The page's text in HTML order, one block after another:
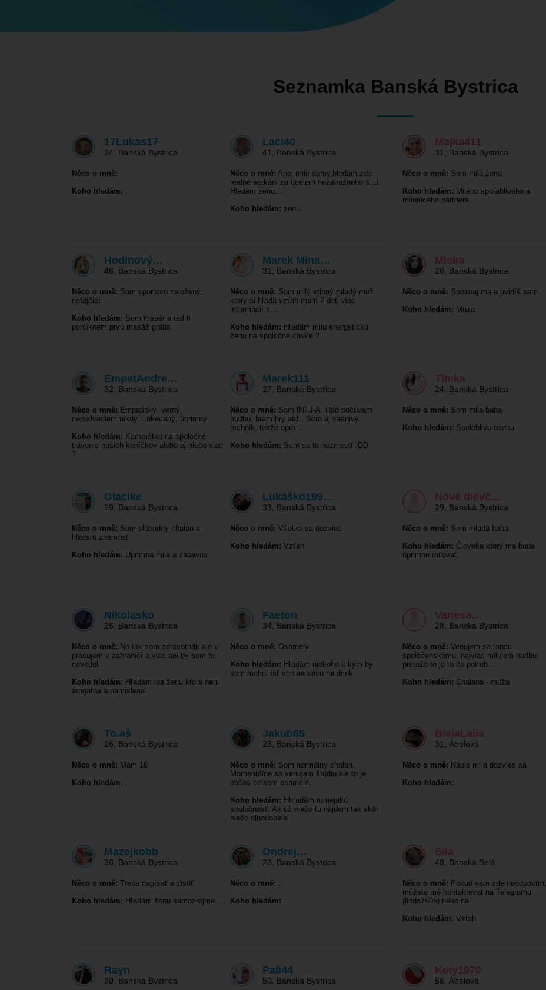
Seznamka Banská Bystrica
17Lukas17
34 Banská Bystrica
Něco o mně: .
Koho hledám: .
Laci40
41 Banská Bystrica
Něco o mně: Ahoj mile damy,hledam zde
realne setkani za ucelem nezavazneho s..u.
Hledam zenu…
Koho hledám: zenu
Hodinový…
46 Banská Bystrica
Něco o mně: Som sportovo založený,
nefajčiar.
Koho hledám: Som masér a rád ti
ponúknem prvú masáž grátis.
Marek Mina…
31 Banská Bystrica
Něco o mně: Som milý vtipný mladý muž
ktorý si hľadá vzťah mam 2 deti viac
informácií ti…
Koho hledám: Hľadám milu energetickú
ženu na spoločné chvíle ?
EmpatAndre…
32 Banská Bystrica
Něco o mně: Empatický, verný,
nepodvediem nikdy....ukecaný, úprimný
Koho hledám: Kamarátku na spoločné
trávenie našich koníčkov alebo aj niečo viac
?
Marek111
27 Banská Bystrica
Něco o mně: Som INFJ-A. Rád počúvam
hudbu, hrám hry atď.. Som aj vášnivý
technik, takže opra…
Koho hledám: Sem sa to nezmestí :DD
Glacike
29 Banská Bystrica
Něco o mně: Som slobodny chalan a
hladam znamost
Koho hledám: Uprimna mila a zabavna
Lukáško199…
33 Banská Bystrica
Něco o mně: Všetko sa dozvies
Koho hledám: Vzťah
Nikolasko
26 Banská Bystrica
Něco o mně: No tak som zdravotnák ale v
pracujem v zahraničí a viac ani by som tu
nevedel…
Koho hledám: Hľadám iba ženu ktorá neni
arogatna a namislena
Faeton
34 Banská Bystrica
Něco o mně: Osamelý
Koho hledám: Hľadám niekoho s kým by
som mohol ísť von na kávu na drink
To.aš
26 Banská Bystrica
Něco o mně: Mám 16
Koho hledám: .
Jakub65
23 Banská Bystrica
Něco o mně: Som normálny chalan.
Momentálne sa venujem štúdiu ale to je
občas celkom osamelé…
Koho hledám: Hhľadám tu nejakú
spoločnosť. Ak už niečo tu nájdem tak skôr
niečo dlhodobé a…
Mazejkobb
36 Banská Bystrica
Něco o mně: Treba napísať a zistiť
Koho hledám: Hľadám ženu samozrejme...
Ondrej…
23 Banská Bystrica
Něco o mně: ..
Koho hledám: ..
Rayn
30 Banská Bystrica
Pali44
50 Banská Bystrica
Majka411
31 Banská Bystrica
Něco o mně: Som milá žena
Koho hledám: Milého spoľahlivého a
milujúceho partnera
Miska
26 Banská Bystrica
Něco o mně: Spoznaj ma a uvidíš sam
Koho hledám: Muza
Timka
24 Banská Bystrica
Něco o mně: Som mila baba
Koho hledám: Spolahlivu osobu
Nové dievč…
29 Banská Bystrica
Něco o mně: Som mladá baba.
Koho hledám: Človeka ktorý ma bude
úprimne milovať.
Vanesa…
28 Banská Bystrica
Něco o mně: Venujem sa tancu
spoločenskému, najviac milujem hudbu
pretože to je to čo potreb…
Koho hledám: Chalana - muža
BielaLalia
31 Ábelová
Něco o mně: Nápis mi a dozvies sa
Koho hledám: .
Sila
48 Banská Belá
Něco o mně: Pokud vám zde neodpovím,
můžete mě kontaktovat na Telegramu
(linda7505) nebo na…
Koho hledám: Vztah
Kety1970
56 Ábelová